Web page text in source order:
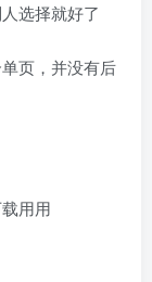
选择就好了
页，并没有后
用用